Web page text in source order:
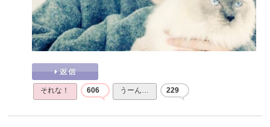
それな！ 606 うーん… 229